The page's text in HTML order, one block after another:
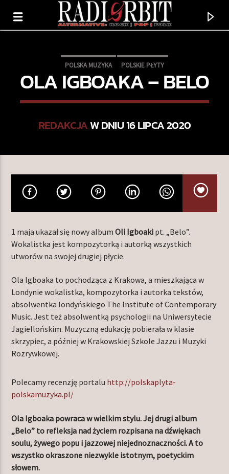
TERAZ GRAMY
MONROE
LIGHT ORBIT
06:00 12:00
NASTĘPNIE W RAMÓWCE
INDIE ORBIT
12:00
Radio Orbit
POLSKA MUZYKA POLSKIE PŁYTY
OLA IGBOAKA – BELO
REDAKCJAW DNIU 16 LIPCA 2020
1 maja ukazał się nowy albumOli Igboaki pt. „Belo”.
Wokalistka jest kompozytorką i autorką wszystkich
utworów na swojej drugiej płycie.
Ola Igboaka to pochodząca z Krakowa, a mieszkająca w
Londynie wokalistka, kompozytorka i autorka tekstów,
absolwentka londyńskiego The Institute of Contemporary
Music. Jest też absolwentką psychologii na Uniwersytecie
Jagiellońskim. Muzyczną edukację pobierała w klasie
skrzypiec, a później w Krakowskiej Szkole Jazzu i Muzyki
Rozrywkowej.
Polecamy recenzję portalu http://polskaplyta-
polskamuzyka.pl/
Ola Igboaka powraca w wielkim stylu. Jej drugi album
„Belo” to refleksja nad życiem rozpisana na dźwiękach
soulu, żywego popu i jazzowej niejednoznaczności. A to
wszystko okraszone niezwykle istotnym, poetyckim
słowem.